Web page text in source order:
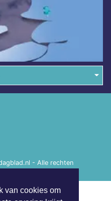
van cookies om
- Alle rechten